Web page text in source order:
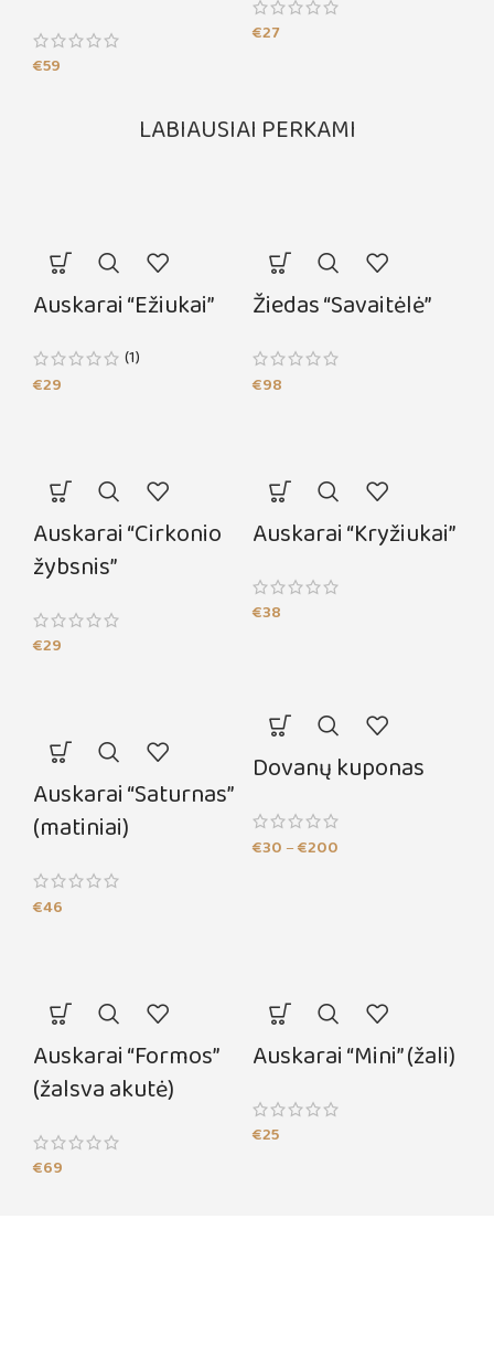
€59
€27
LABIAUSIAI PERKAMI
Auskarai “Ežiukai”
(1)
€29
Žiedas “Savaitėlė”
€98
Auskarai “Cirkonio
žybsnis”
€29
Auskarai “Kryžiukai”
€38
Auskarai “Saturnas”
(matiniai)
€46
Dovanų kuponas
€30 –€200
Auskarai “Formos”
(žalsva akutė)
€69
Auskarai “Mini” (žali)
€25